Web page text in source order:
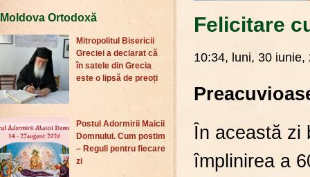
Moldova Ortodoxă
Mitropolitul Bisericii
Greciei a declarat că
în satele din Grecia
este o lipsă de preoți
Postul Adormirii Maicii
Domnului. Cum postim
– Reguli pentru fiecare
zi
Felicitare
10:34, luni, 30 iunie,
În această zi
împlinirea a